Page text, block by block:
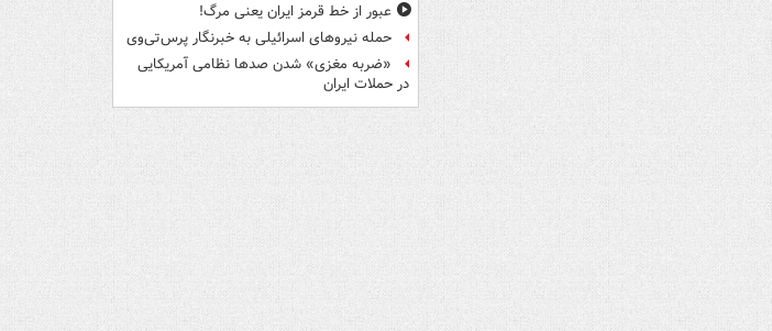
عبور از خط قرمز ایران یعنی مرگ!
حمله نیروهای اسرائیلی به خبرنگار پرس‌تی‌وی
«ضربه مغزی» شدن صدها نظامی آمریکایی
در حملات ایران